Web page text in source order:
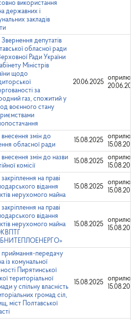
використання
державних і
закладів
Звернення депутатів
обласної ради
Ради України
Міністрів
щодо
за
газ, спожитий у
воєнного стану
20.06.2025
20.06.2025
внесення змін до
обласної ради
15.08.2025
15.08.2025
внесення змін до назви
комісії
15.08.2025
15.08.2025
закріплення на праві
відання
нерухомого майна
15.08.2025
15.08.2025
закріплення на праві
відання
нерухомого майна
15.08.2025
15.08.2025
приймання-передачу
із комунальної
Пирятинської
територіальної
у спільну власність
громад сіл,
міст Полтавської
15.08.2025
15.08.2025